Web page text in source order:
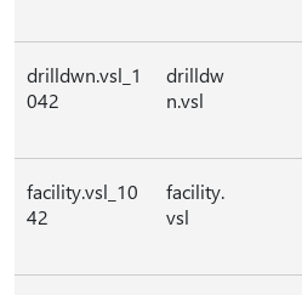
drilldwn.vsl_1
042
drilldw
n.vsl
facility.vsl_10
42
facility.
vsl